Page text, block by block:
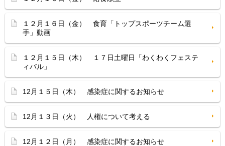
１２月１６日（金） 食育「トップスポーツチーム選
手」動画
１２月１５日（木） １７日土曜日「わくわくフェステ
ィバル」
12月１５日（木） 感染症に関するお知らせ
12月１３日（火） 人権について考える
12月１２日（月） 感染症に関するお知らせ